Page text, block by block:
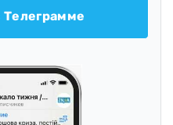
Телеграмме